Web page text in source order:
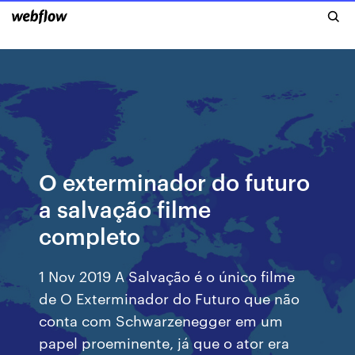
O exterminador do futuro
a salvação filme
completo
1 Nov 2019 A Salvação é o único filme
de O Exterminador do Futuro que não
conta com Schwarzenegger em um
papel proeminente, já que o ator era